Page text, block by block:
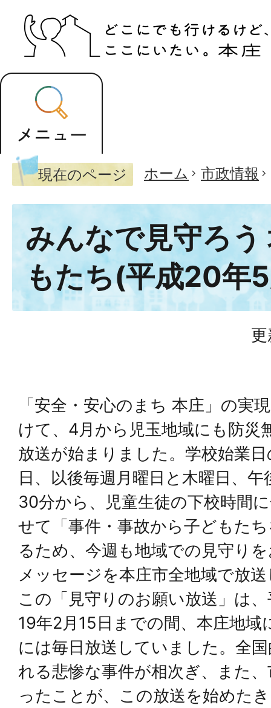
現在のページ ホーム 市政情報
みんなで見守ろう
もたち(平成20年
「安全・安心のまち 本庄」の実
けて、4月から児玉地域にも防災
放送が始まりました。学校始業
日、以後毎週月曜日と木曜日、午
30分から、児童生徒の下校時間
せて「事件・事故から子どもた
るため、今週も地域での見守り
メッセージを本庄市全地域で放
この「見守りのお願い放送」は
19年2月15日までの間、本庄地
には毎日放送していました。全
れる悲惨な事件が相次ぎ、また
ったことが、この放送を始めた